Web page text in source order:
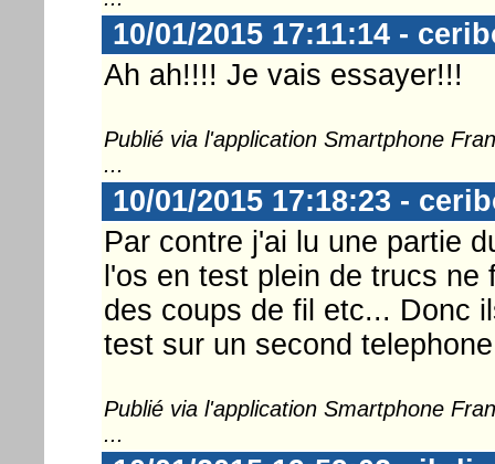
10/01/2015 17:11:14 -
Ah ah!!!! Je vais essayer!!!
Publié via l'application Smartphone
...
10/01/2015 17:18:23 -
Par contre j'ai lu une partie
l'os en test plein de trucs
des coups de fil etc... Donc
test sur un second
Publié via l'application Smartphone
...